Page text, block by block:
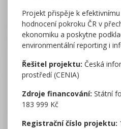
Projekt přispěje k
hodnocení pokroku ČR v
ekonomiku a poskytne
environmentální reporting i
Řešitel projektu: Česká
prostředí (CENIA)
Zdroje financování: Státní
183 999 Kč
Registrační číslo projektu: